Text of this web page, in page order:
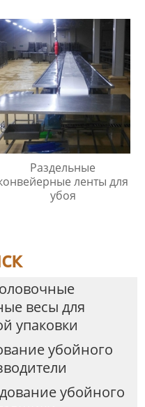
Раздельные
ленты для
убоя
весы для
упаковки
убойного
убойного